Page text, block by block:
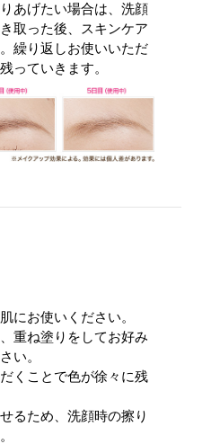
あげたい場合は、洗顔
取った後、スキンケア
繰り返しお使いいただ
っていきます。
にお使いください。
重ね塗りをしてお好み
い。
くことで色が徐々に残
るため、洗顔時の擦り